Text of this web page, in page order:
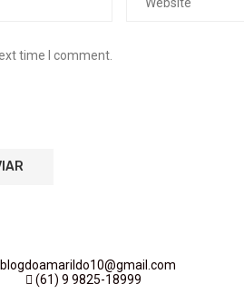
time I comment.
blogdoamarildo10@gmail.com
(61) 9 9825-18999